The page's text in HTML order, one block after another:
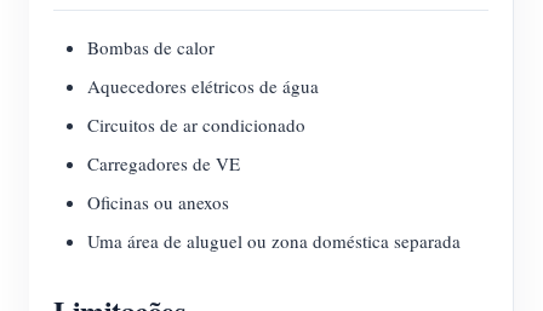
Bombas de calor
Aquecedores elétricos de água
Circuitos de ar condicionado
Carregadores de VE
Oficinas ou anexos
Uma área de aluguel ou zona doméstica separada